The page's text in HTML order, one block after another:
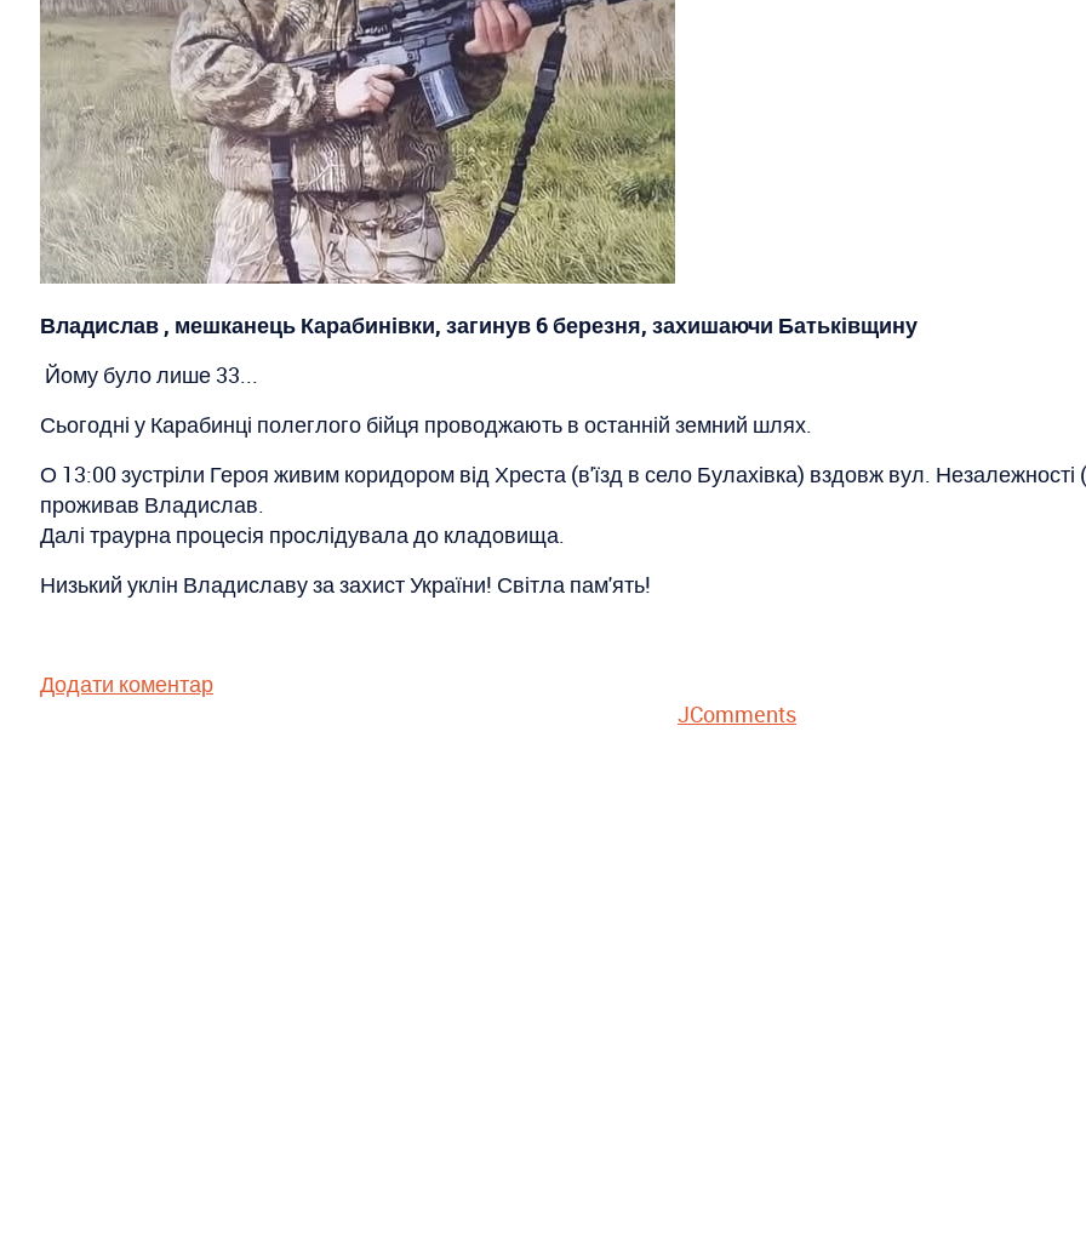
Владислав , мешканець Карабинівки, загинув 6 березня, захишаючи Батьківщину
Йому було лише 33...
Сьогодні у Карабинці полеглого бійця проводжають в останній земний шлях.
О 13:00 зустріли Героя живим коридором від Хреста (в'їзд в село Булахівка) вздовж вул.
проживав Владислав.
Далі траурна процесія прослідувала до кладовища.
Низький уклін Владиславу за захист України! Світла пам'ять!
Додати коментар
JComments